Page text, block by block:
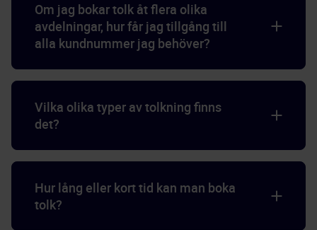
Om jag bokar tolk åt flera olika
avdelningar, hur får jag tillgång till
alla kundnummer jag behöver?
Vilka olika typer av tolkning finns
det?
Hur lång eller kort tid kan man boka
tolk?